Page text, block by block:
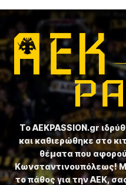
Το ⁦AEKPASSION.gr⁩
και καθιερώθηκε στο
θέματα που
Κωνσταντινουπόλεως!
το πάθος για την ΑΕΚ,